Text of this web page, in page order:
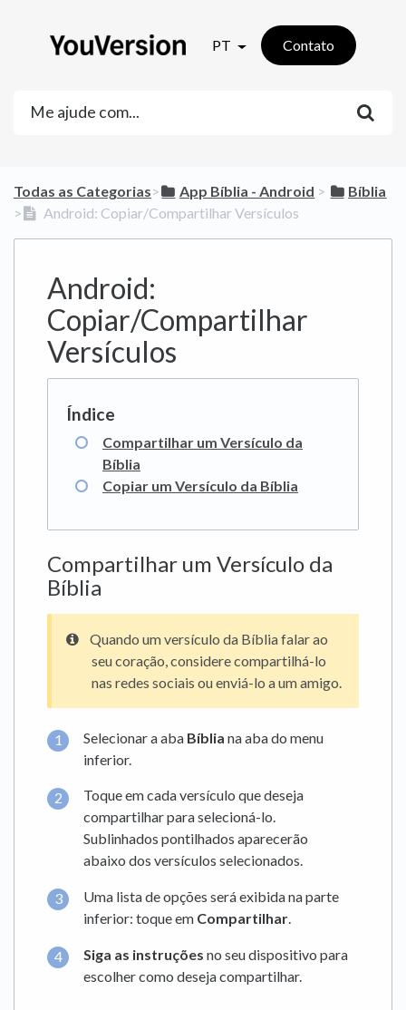
PT Contato
Todas as Categorias​>​ ​App Bíblia - Android ​ > ​ ​Bíblia
>​
Android: Copiar/Compartilhar Versículos
Android:
Copiar/Compartilhar
Versículos
Compartilhar um Versículo da
Bíblia
Copiar um Versículo da Bíblia
Compartilhar um Versículo da
Bíblia
Quando um versículo da Bíblia falar ao
seu coração, considere compartilhá-lo
nas redes sociais ou enviá-lo a um amigo.
Selecionar a aba Bíblia na aba do menu
inferior.
Toque em cada versículo que deseja
compartilhar para selecioná-lo.
Sublinhados pontilhados aparecerão
abaixo dos versículos selecionados.
Uma lista de opções será exibida na parte
inferior: toque em Compartilhar.
Siga as instruções no seu dispositivo para
escolher como deseja compartilhar.